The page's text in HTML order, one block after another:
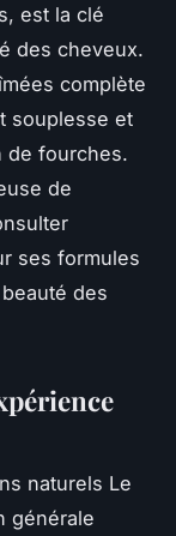
est la clé
des cheveux.
complète
souplesse et
de fourches.
de
ses formules
des
naturels Le
générale